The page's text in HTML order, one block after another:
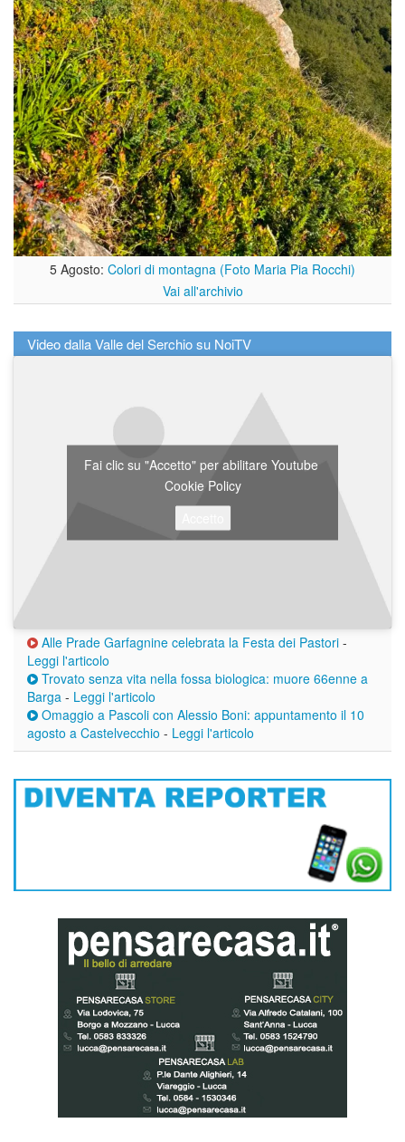
5 Agosto: Colori di montagna (Foto Maria Pia Rocchi)
Vai all'archivio
Video dalla Valle del Serchio su NoiTV
Fai clic su "Accetto" per abilitare Youtube
Cookie Policy
Alle Prade Garfagnine celebrata la Festa dei Pastori -
Leggi l'articolo
Trovato senza vita nella fossa biologica: muore 66enne a
Barga - Leggi l'articolo
Omaggio a Pascoli con Alessio Boni: appuntamento il 10
agosto a Castelvecchio - Leggi l'articolo